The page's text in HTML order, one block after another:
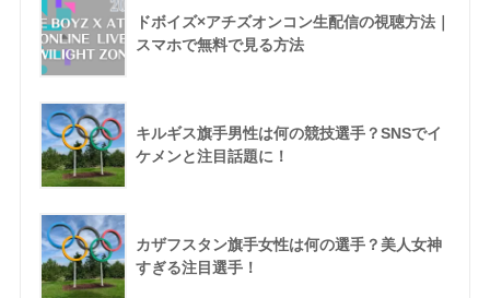
ドボイズ×アチズオンコン生配信の視聴方法｜
スマホで無料で見る方法
キルギス旗手男性は何の競技選手？SNSでイ
ケメンと注目話題に！
カザフスタン旗手女性は何の選手？美人女神
すぎる注目選手！